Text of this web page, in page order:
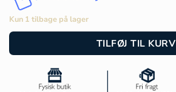
Kun 1 tilbage på lager
TILFØJ TIL KURV